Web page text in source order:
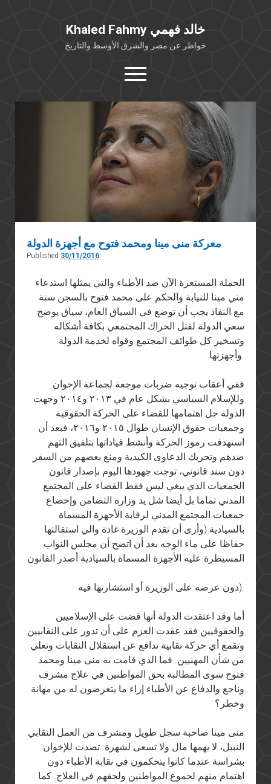
Khaled Fahmy خالد فهمي
خواطر عن مصر والشرق الأوسط والتاريخ
open
menu
twitterfacebook
خلفية شخصية
كتابات أكاديمية
مقالات صحافية
بوستات من فيسبوك
مقابلات في الإعلام
معركة منى مينا ومحمد فتوح مع أجهزة الدولة
Published 30/11/2016
الحملة المستعرة الآن ضد الأطباء والتي يمثلها استدعاء
مني مينا للنيابة والحكم على محمد فتوح بالسجن سنة
مع النفاذ يجب أن توضع في السياق العام، سياق يوضح
سعي الدولة لقتل الحراك المجتمعي بكافة أشكاله
وتسخير كل طوائف المجتمع وقواه لخدمة الدولة
وأجهزتها.
ففي أعقاب توجيه ضربات موجعة لجماعة الإخوان
وللإسلام السياسي بشكل عام في ٢٠١٣ و٢٠١٤ وجهت
الدولة جل اهتمامها للقضاء على الحركة الحقوقية
وجمعيات حقوق الإنسان طوال ٢٠١٥ و٢٠١٦، فبعد أن
استهدفت رموز الحركة وأنشط قياداتها بتلفيق التهم
ضدهم وتحريك الدعاوى الكيدية ومنع بعضهم من السفر
دون سند قانوني، توجت جهودها اليوم بإصدار قانون
الجمعيات الذي يبغي ليس فقط القضاء على المجتمع
المدني تماما بل أيضا شل يد وزارة التضامن وإخضاع
جمعيات المجتمع المدني لرقابة الأجهزة المسماة
بالسيادية (وأرى أن تقدم الوزيرة غادة والي استقالتها
حفاظا على ماء الوجه بعد أن اتضح أن مجلس النواب
المسيطرة عليه الأجهزة المسماة بالسيادية أصدر القانون
دون عرضه على الوزيرة أو استشارتها فيه).
أما وقد اعتقدت الدولة أنها قضت على الإسلاميين
والحقوقيين فقد عقدت العزم على أن تدور على النقابيين
وتقمع أي حركة نقابية تدافع عن استقلال النقابات وتعلي
من شأن المهنيين. فما الذي قامت به منى مينا ومحمد
فتوح سوى المطالبة بحق المواطنين في علاج مشرف
وناجع والدفاع عن الأطباء إزاء ما يتعرضون له من مهانة
وخطر؟
منى مينا صاحبة سجل طويل ومشرف من العمل النقابي
النبيل، لا يهمها مال ولا تسعى لشهرة. تصدت للإخوان
بشراسة عندما كانوا يتحكمون في نقابة الأطباء دون
اهتمام منهم لجموع المواطنين ولحقهم في العلاج. كما